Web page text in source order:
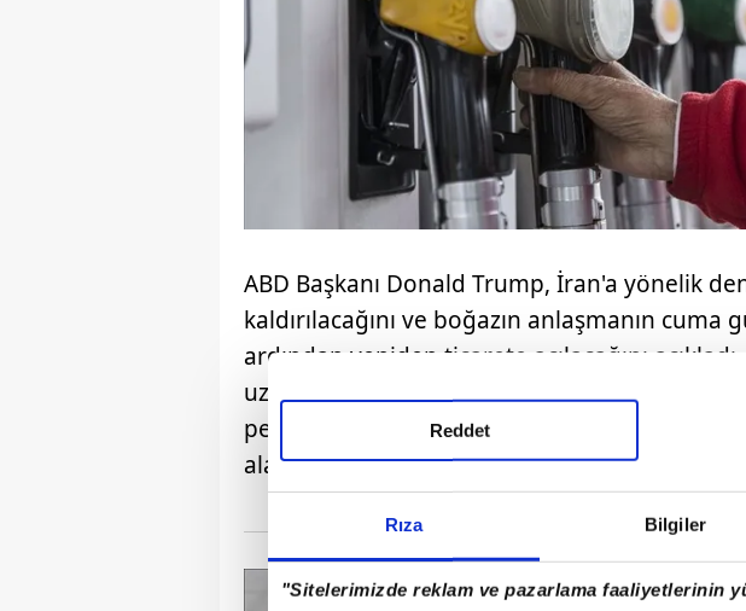
Rıza Bilgiler
"Sitelerimizde reklam ve pazarlama faaliyetlerinin
Reddet
ABD Başkanı Donald Trump, İran'a yönelik
kaldırılacağını ve boğazın anlaşmanın cuma
ardından yeniden ticarete açılacağını
uzmanları, anlaşmanın detaylarının henüz
petrol sevkiyatlarının tam anlamıyla normale
alabileceğini belirtiyor.